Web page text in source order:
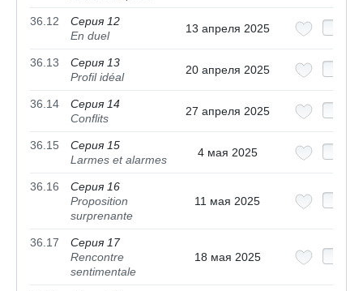
36.12
Серия 12
En duel
13 апреля 2025
36.13
Серия 13
Profil idéal
20 апреля 2025
36.14
Серия 14
Conflits
27 апреля 2025
36.15
Серия 15
Larmes et alarmes
4 мая 2025
36.16
Серия 16
Proposition
surprenante
11 мая 2025
36.17
Серия 17
Rencontre
sentimentale
18 мая 2025